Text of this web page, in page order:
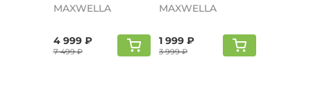
MAXWELLA
4 999 ₽
7 499 ₽
MAXWELLA
1 999 ₽
3 999 ₽